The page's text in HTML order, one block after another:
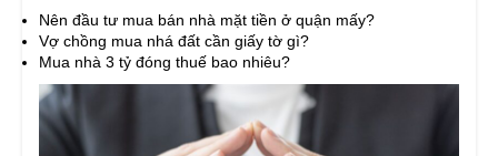
Nên đầu tư mua bán nhà mặt tiền ở quận mấy?
Vợ chồng mua nhá đất cần giấy tờ gì?
Mua nhà 3 tỷ đóng thuế bao nhiêu?